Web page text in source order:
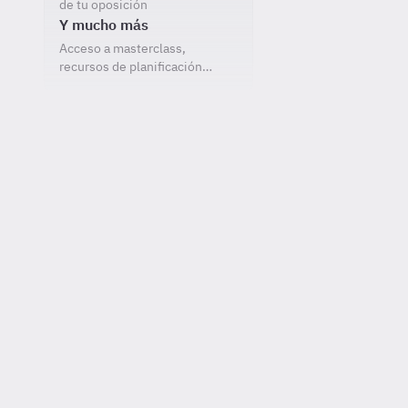
de tu oposición
Y mucho más
Acceso a masterclass,
recursos de planificación…